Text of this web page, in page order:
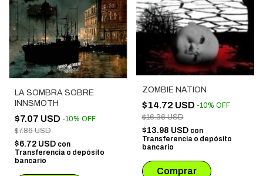
LA SOMBRA SOBRE
INNSMOTH
$7.07 USD -10% OFF
$7.86 USD
$6.72 USD con
Transferencia o depósito
bancario
ZOMBIE NATION
$14.72 USD -10% OFF
$16.36 USD
$13.98 USD con
Transferencia o depósito
bancario